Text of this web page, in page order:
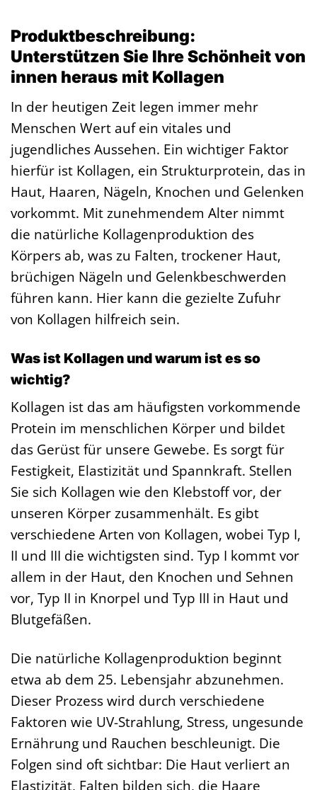
Produktbeschreibung:
Unterstützen Sie Ihre Schönheit von
innen heraus mit Kollagen
In der heutigen Zeit legen immer mehr
Menschen Wert auf ein vitales und
jugendliches Aussehen. Ein wichtiger Faktor
hierfür ist Kollagen, ein Strukturprotein, das in
Haut, Haaren, Nägeln, Knochen und Gelenken
vorkommt. Mit zunehmendem Alter nimmt
die natürliche Kollagenproduktion des
Körpers ab, was zu Falten, trockener Haut,
brüchigen Nägeln und Gelenkbeschwerden
führen kann. Hier kann die gezielte Zufuhr
von Kollagen hilfreich sein.
Was ist Kollagen und warum ist es so
wichtig?
Kollagen ist das am häufigsten vorkommende
Protein im menschlichen Körper und bildet
das Gerüst für unsere Gewebe. Es sorgt für
Festigkeit, Elastizität und Spannkraft. Stellen
Sie sich Kollagen wie den Klebstoff vor, der
unseren Körper zusammenhält. Es gibt
verschiedene Arten von Kollagen, wobei Typ I,
II und III die wichtigsten sind. Typ I kommt vor
allem in der Haut, den Knochen und Sehnen
vor, Typ II in Knorpel und Typ III in Haut und
Blutgefäßen.
Die natürliche Kollagenproduktion beginnt
etwa ab dem 25. Lebensjahr abzunehmen.
Dieser Prozess wird durch verschiedene
Faktoren wie UV-Strahlung, Stress, ungesunde
Ernährung und Rauchen beschleunigt. Die
Folgen sind oft sichtbar: Die Haut verliert an
Elastizität, Falten bilden sich, die Haare